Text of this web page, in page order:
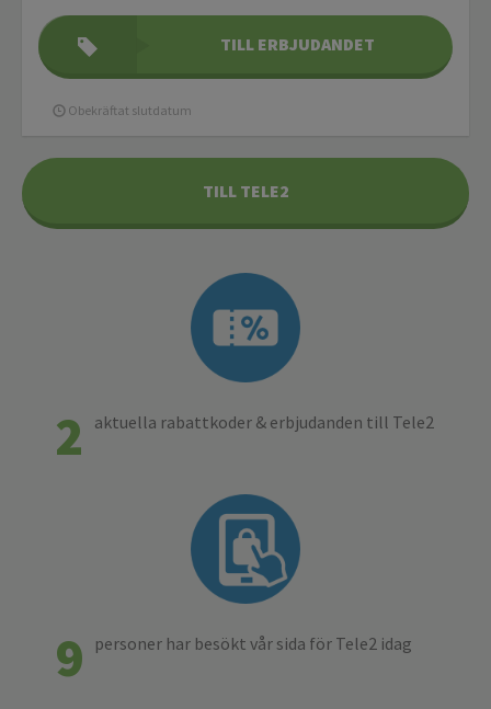
TILL ERBJUDANDET
Obekräftat slutdatum
TILL TELE2
2 aktuella rabattkoder & erbjudanden till Tele2
9 personer har besökt vår sida för Tele2 idag